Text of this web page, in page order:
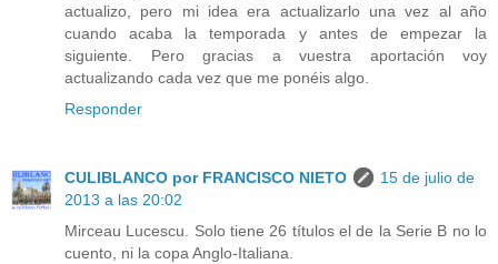
actualizo, pero mi idea era actualizarlo una vez al año
cuando acaba la temporada y antes de empezar la
siguiente. Pero gracias a vuestra aportación voy
actualizando cada vez que me ponéis algo.
Responder
CULIBLANCO por FRANCISCO NIETO
15 de julio de
2013 a las 20:02
Mirceau Lucescu. Solo tiene 26 títulos el de la Serie B no lo
cuento, ni la copa Anglo-Italiana.